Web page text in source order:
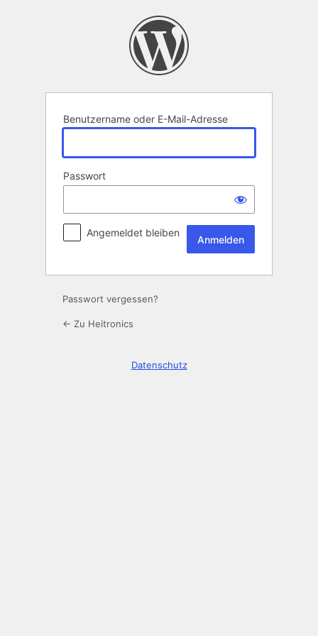
Benutzername oder E-Mail-Adresse
Passwort
Angemeldet bleiben
Passwort vergessen?
← Zu Heitronics
Datenschutz